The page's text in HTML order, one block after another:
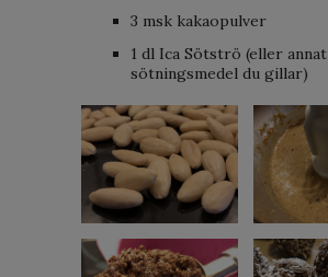
3 msk kakaopulver
1 dl Ica Sötströ (eller annat
sötningsmedel du gillar)